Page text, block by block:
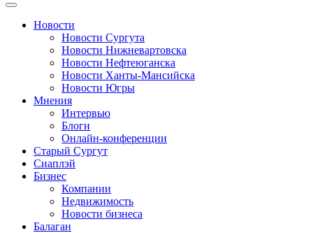
Новости
Новости Сургута
Новости Нижневартовска
Новости Нефтеюганска
Новости Ханты-Мансийска
Новости Югры
Мнения
Интервью
Блоги
Онлайн-конференции
Старый Сургут
Сиаплэй
Бизнес
Компании
Недвижимость
Новости бизнеса
Балаган